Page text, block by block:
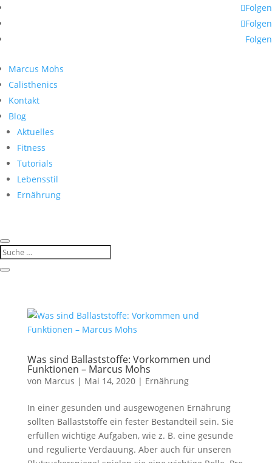
Folgen
Folgen
Folgen
Marcus Mohs
Calisthenics
Kontakt
Blog
Aktuelles
Fitness
Tutorials
Lebensstil
Ernährung
Was sind Ballaststoffe: Vorkommen und
Funktionen – Marcus Mohs
von Marcus | Mai 14, 2020| Ernährung
In einer gesunden und ausgewogenen Ernährung
sollten Ballaststoffe ein fester Bestandteil sein. Sie
erfüllen wichtige Aufgaben, wie z. B. eine gesunde
und regulierte Verdauung. Aber auch für unseren